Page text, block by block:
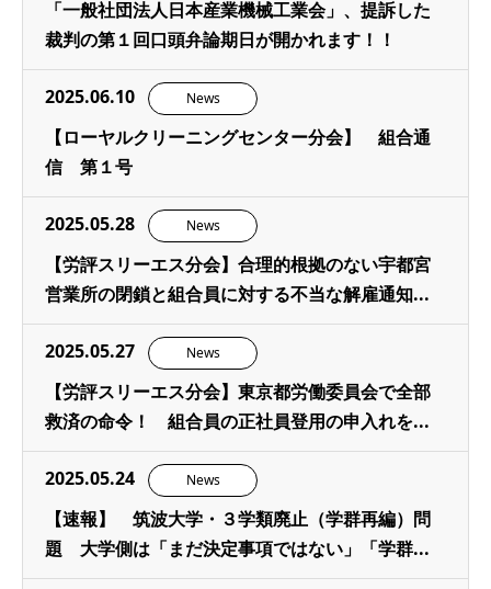
「一般社団法人日本産業機械工業会」、提訴した
裁判の第１回口頭弁論期日が開かれます！！
2025.06.10 News
【ローヤルクリーニングセンター分会】 組合通
信 第１号
2025.05.28 News
【労評スリーエス分会】合理的根拠のない宇都宮
営業所の閉鎖と組合員に対する不当な解雇通知...
2025.05.27 News
【労評スリーエス分会】東京都労働委員会で全部
救済の命令！ 組合員の正社員登用の申入れを...
2025.05.24 News
【速報】 筑波大学・３学類廃止（学群再編）問
題 大学側は「まだ決定事項ではない」「学群...